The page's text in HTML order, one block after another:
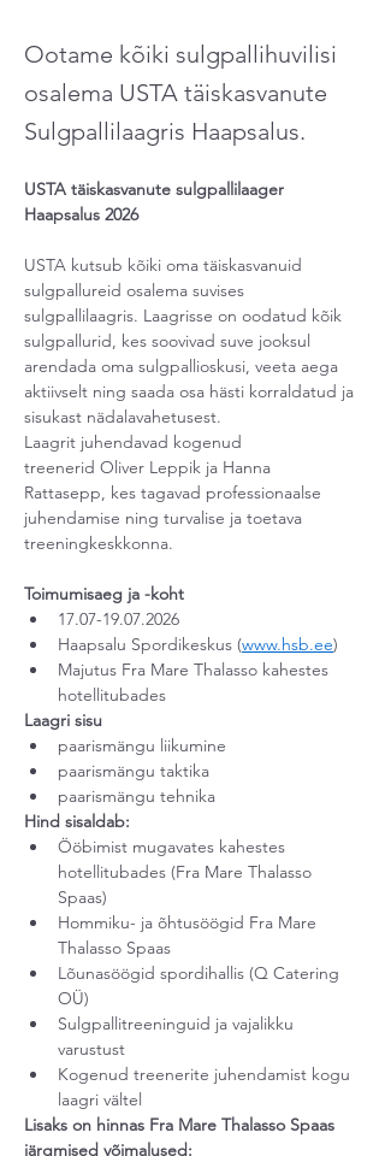
Ootame kõiki sulgpallihuvilisi
osalema USTA täiskasvanute
Sulgpallilaagris Haapsalus.
USTA täiskasvanute sulgpallilaager
Haapsalus 2026
USTA kutsub kõiki oma täiskasvanuid
sulgpallureid osalema suvises
sulgpallilaagris. Laagrisse on oodatud kõik
sulgpallurid, kes soovivad suve jooksul
arendada oma sulgpallioskusi, veeta aega
aktiivselt ning saada osa hästi korraldatud ja
sisukast nädalavahetusest.
Laagrit juhendavad kogenud
treenerid Oliver Leppik ja Hanna
Rattasepp, kes tagavad professionaalse
juhendamise ning turvalise ja toetava
treeningkeskkonna.
Toimumisaeg ja -koht
17.07-19.07.2026
Haapsalu Spordikeskus (www.hsb.ee)
Majutus Fra Mare Thalasso kahestes
hotellitubades
Laagri sisu
paarismängu liikumine
paarismängu taktika
paarismängu tehnika
Hind sisaldab:
Ööbimist mugavates kahestes
hotellitubades (Fra Mare Thalasso
Spaas)
Hommiku- ja õhtusöögid Fra Mare
Thalasso Spaas
Lõunasöögid spordihallis (Q Catering
OÜ)
Sulgpallitreeninguid ja vajalikku
varustust
Kogenud treenerite juhendamist kogu
laagri vältel
Lisaks on hinnas Fra Mare Thalasso Spaas
järgmised võimalused: